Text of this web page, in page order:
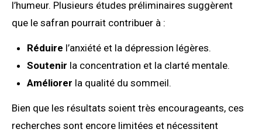
l’humeur. Plusieurs études préliminaires suggèrent
que le safran pourrait contribuer à :
Réduire l’anxiété et la dépression légères.
Soutenir la concentration et la clarté mentale.
Améliorer la qualité du sommeil.
Bien que les résultats soient très encourageants, ces
recherches sont encore limitées et nécessitent